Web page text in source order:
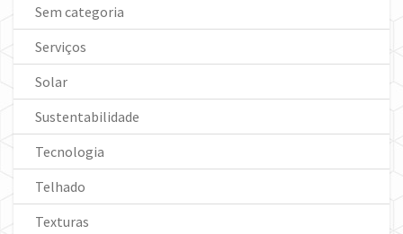
Sem categoria
Serviços
Solar
Sustentabilidade
Tecnologia
Telhado
Texturas